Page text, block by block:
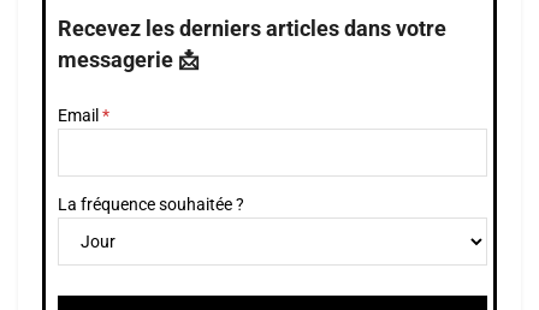
Recevez les derniers articles dans votre
messagerie 📩
Email
La fréquence souhaitée ?